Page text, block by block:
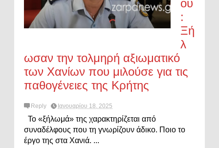
ου
:
Ξή
λ
ωσαν την τολμηρή αξιωματικό
των Χανίων που μιλούσε για τις
παθογένειες της Κρήτης
Reply Ιανουαρίου 18, 2025
Το «ξήλωμά» της χαρακτηρίζεται από
συναδέλφους που τη γνωρίζουν άδικο. Ποιο το
έργο της στα Χανιά. ...